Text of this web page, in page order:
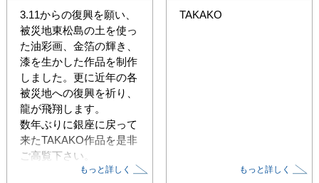
3.11からの復興を願い、
被災地東松島の土を使っ
た油彩画、金箔の輝き、
漆を生かした作品を制作
しました。更に近年の各
被災地への復興を祈り、
龍が飛翔します。
数年ぶりに銀座に戻って
来たTAKAKO作品を是非
ご高覧下さい。
もっと詳しく
TAKAKO
もっと詳しく